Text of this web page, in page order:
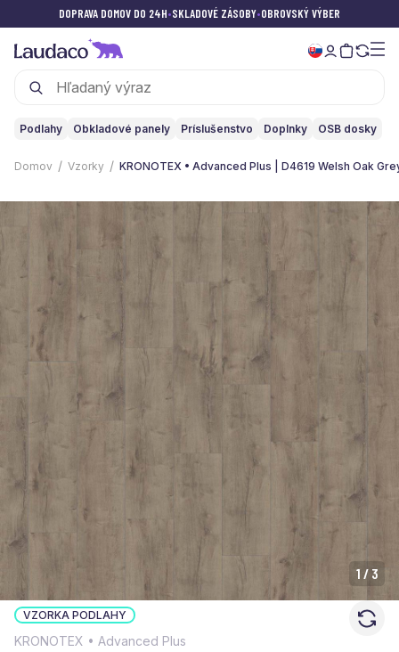
DOPRAVA DOMOV DO 24H•SKLADOVÉ ZÁSOBY•OBROVSKÝ VÝBER
Podlahy Obkladové panely Príslušenstvo Doplnky OSB dosky
Domov Vzorky KRONOTEX • Advanced Plus | D4619 Welsh Oak
1 / 3
VZORKA PODLAHY
KRONOTEX • Advanced Plus